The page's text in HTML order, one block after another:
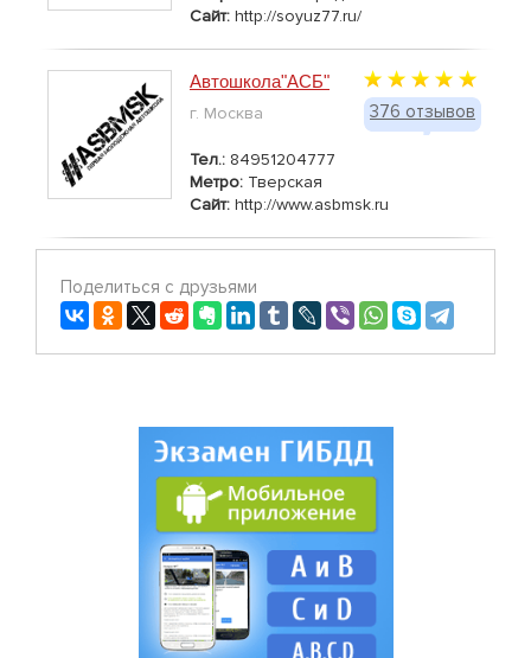
Сайт: http://soyuz77.ru/
376 отзывов
Автошкола"АСБ"
г. Москва
Тел.: 84951204777
Метро: Тверская
Сайт: http://www.asbmsk.ru
Поделиться с друзьями